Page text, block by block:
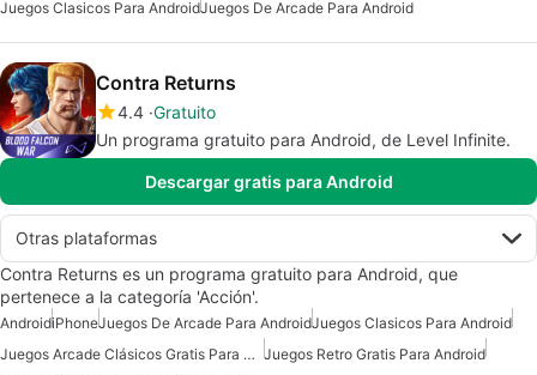
Juegos Clasicos Para AndroidJuegos De Arcade Para Android
Contra Returns
4.4 Gratuito
Un programa gratuito para Android, de Level Infinite.
Descargar gratis para Android
Otras plataformas
Contra Returns es un programa gratuito para Android, que
pertenece a la categoría 'Acción'.
AndroidiPhoneJuegos De Arcade Para AndroidJuegos Clasicos Para Android
Juegos Arcade Clásicos Gratis Para Android Juegos Retro Gratis Para Android